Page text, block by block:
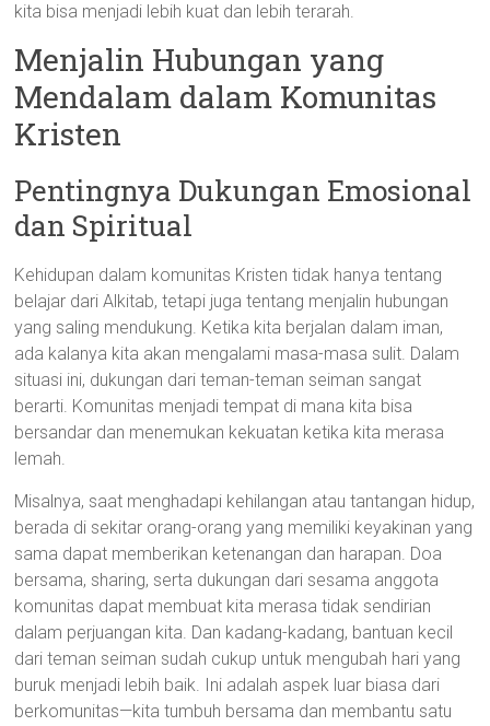
kita bisa menjadi lebih kuat dan lebih terarah.
Menjalin Hubungan yang
Mendalam dalam Komunitas
Kristen
Pentingnya Dukungan Emosional
dan Spiritual
Kehidupan dalam komunitas Kristen tidak hanya tentang
belajar dari Alkitab, tetapi juga tentang menjalin hubungan
yang saling mendukung. Ketika kita berjalan dalam iman,
ada kalanya kita akan mengalami masa-masa sulit. Dalam
situasi ini, dukungan dari teman-teman seiman sangat
berarti. Komunitas menjadi tempat di mana kita bisa
bersandar dan menemukan kekuatan ketika kita merasa
lemah.
Misalnya, saat menghadapi kehilangan atau tantangan hidup,
berada di sekitar orang-orang yang memiliki keyakinan yang
sama dapat memberikan ketenangan dan harapan. Doa
bersama, sharing, serta dukungan dari sesama anggota
komunitas dapat membuat kita merasa tidak sendirian
dalam perjuangan kita. Dan kadang-kadang, bantuan kecil
dari teman seiman sudah cukup untuk mengubah hari yang
buruk menjadi lebih baik. Ini adalah aspek luar biasa dari
berkomunitas—kita tumbuh bersama dan membantu satu